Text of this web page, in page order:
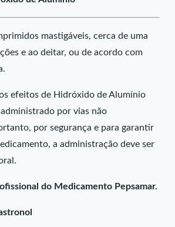
mastigáveis, cerca de uma
e ao deitar, ou de acordo com
efeitos de Hidróxido de Alumínio
por vias não
por segurança e para garantir
a administração deve ser
do Medicamento Pepsamar.